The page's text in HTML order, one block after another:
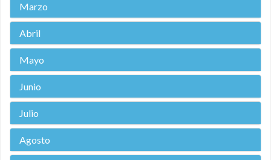
Marzo
Abril
Mayo
Junio
Julio
Agosto